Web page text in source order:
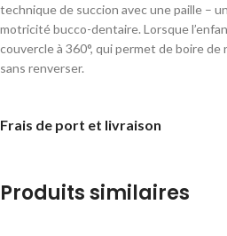
technique de succion avec une paille –
motricité bucco-dentaire. Lorsque
couvercle à 360°, qui permet de boire de
sans renverser.
Frais de port et livraison
Produits similaires